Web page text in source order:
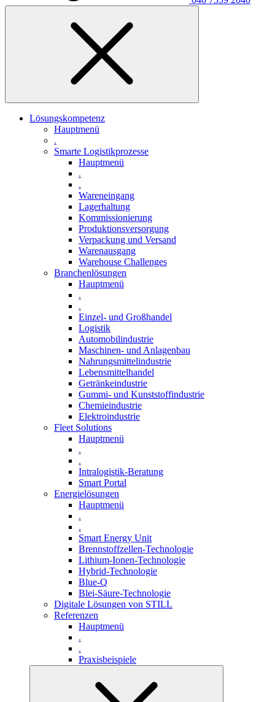
Lösungskompetenz
Hauptmenü
.
Smarte Logistikprozesse
Hauptmenü
.
.
Wareneingang
Lagerhaltung
Kommissionierung
Produktionsversorgung
Verpackung und Versand
Warenausgang
Warehouse Challenges
Branchenlösungen
Hauptmenü
.
.
Einzel- und Großhandel
Logistik
Automobilindustrie
Maschinen- und Anlagenbau
Nahrungsmittelindustrie
Lebensmittelhandel
Getränkeindustrie
Gummi­- und Kunststoffindustrie
Chemieindustrie
Elektroindustrie
Fleet Solutions
Hauptmenü
.
.
Intralogistik-Beratung
Smart Portal
Energielösungen
Hauptmenü
.
.
Smart Energy Unit
Brennstoffzellen-Technologie
Lithium-Ionen-Technologie
Hybrid-Technologie
Blue-Q
Blei-Säure-Technologie
Digitale Lösungen von STILL
Referenzen
Hauptmenü
.
.
Praxisbeispiele